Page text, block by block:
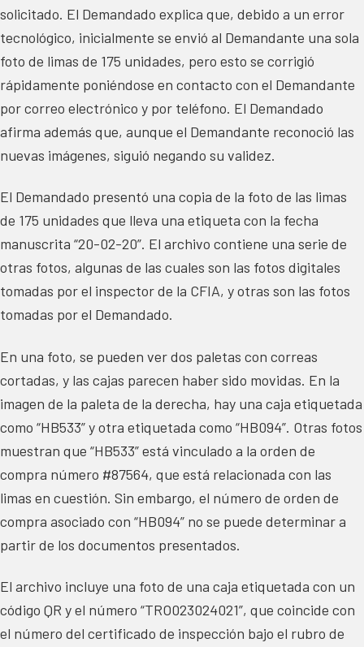
solicitado. El Demandado explica que, debido a un error
tecnológico, inicialmente se envió al Demandante una sola
foto de limas de 175 unidades, pero esto se corrigió
rápidamente poniéndose en contacto con el Demandante
por correo electrónico y por teléfono. El Demandado
afirma además que, aunque el Demandante reconoció las
nuevas imágenes, siguió negando su validez.
El Demandado presentó una copia de la foto de las limas
de 175 unidades que lleva una etiqueta con la fecha
manuscrita “20-02-20”. El archivo contiene una serie de
otras fotos, algunas de las cuales son las fotos digitales
tomadas por el inspector de la CFIA, y otras son las fotos
tomadas por el Demandado.
En una foto, se pueden ver dos paletas con correas
cortadas, y las cajas parecen haber sido movidas. En la
imagen de la paleta de la derecha, hay una caja etiquetada
como “HB533” y otra etiquetada como “HB094”. Otras fotos
muestran que “HB533” está vinculado a la orden de
compra número #87564, que está relacionada con las
limas en cuestión. Sin embargo, el número de orden de
compra asociado con “HB094” no se puede determinar a
partir de los documentos presentados.
El archivo incluye una foto de una caja etiquetada con un
código QR y el número “TRO023024021”, que coincide con
el número del certificado de inspección bajo el rubro de